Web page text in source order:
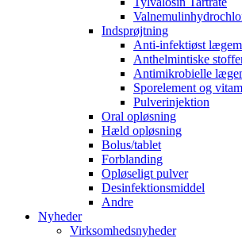
Indsprøjtning
Anti-infektiøst
Anthelmintiske
Antimikrobielle
Sporelement og
Pulverinjektion
Oral opløsning
Hæld opløsning
Bolus/tablet
Forblanding
Opløseligt pulver
Desinfektionsmiddel
Andre
Nyheder
Virksomhedsnyheder